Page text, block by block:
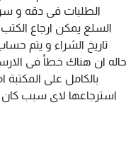
الطلبات فى دقه و
السلع يمكن ارجاع
تاريخ الشراء و يتم
حاله ان هناك خطأ فى
بالكامل على المكتبة
استرجاعها لاى سبب